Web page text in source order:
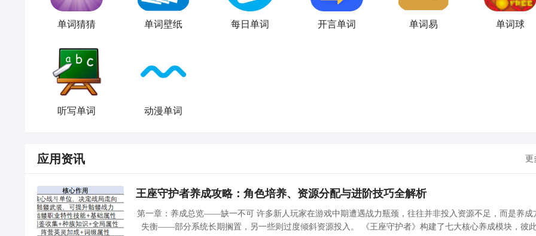
单词猜猜 单词壁纸 每日单词 开言单词 单词易 单词球
听写单词 动漫单词
应用资讯 更
王座守护者养成攻略：角色培养、资源分配与进阶技巧全解析
第一章：养成总览——缺一不可 许多新人玩家在游戏中期遭遇战力瓶颈，往往并非投入资源不足，而是养成
失衡——部分系统长期搁置，另一些则过度倾斜资源投入。 《王座守护者》构建了七大核心养成模块，彼